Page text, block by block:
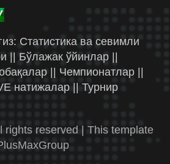
Статистика ва севимли
|| Бўлажак ўйинлар ||
|| Чемпионатлар ||
натижалар || Турнир
rights reserved | This template